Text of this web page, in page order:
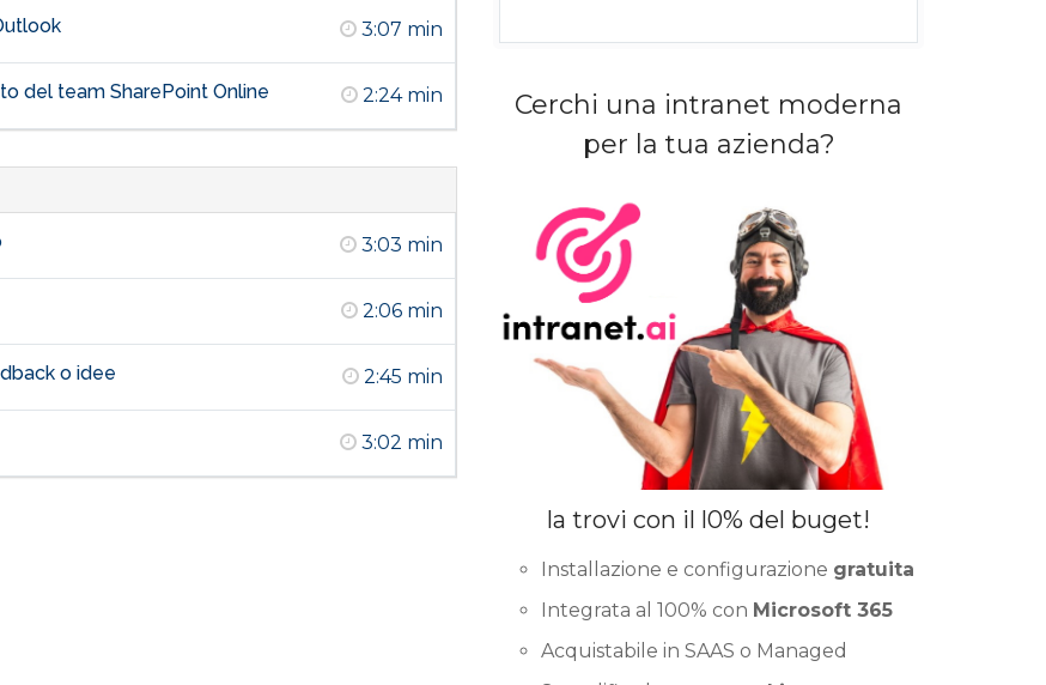
3:07 min
del team SharePoint Online 2:24 min
3:03 min
2:06 min
o idee 2:45 min
3:02 min
Cerchi una intranet moderna
per la tua azienda?
la trovi con il l0% del buget!
Installazione e configurazione gratuita
Integrata al 100% con Microsoft 365
Acquistabile in SAAS o Managed